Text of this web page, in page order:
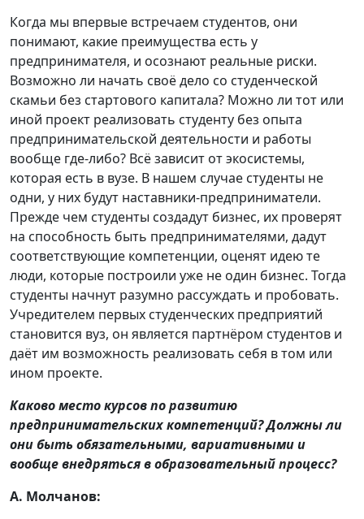
Когда мы впервые встречаем студентов, они
понимают, какие преимущества есть у
предпринимателя, и осознают реальные риски.
Возможно ли начать своё дело со студенческой
скамьи без стартового капитала? Можно ли тот или
иной проект реализовать студенту без опыта
предпринимательской деятельности и работы
вообще где-либо? Всё зависит от экосистемы,
которая есть в вузе. В нашем случае студенты не
одни, у них будут наставники-предприниматели.
Прежде чем студенты создадут бизнес, их проверят
на способность быть предпринимателями, дадут
соответствующие компетенции, оценят идею те
люди, которые построили уже не один бизнес. Тогда
студенты начнут разумно рассуждать и пробовать.
Учредителем первых студенческих предприятий
становится вуз, он является партнёром студентов и
даёт им возможность реализовать себя в том или
ином проекте.
Каково место курсов по развитию
предпринимательских компетенций? Должны ли
они быть обязательными, вариативными и
вообще внедряться в образовательный процесс?
А. Молчанов: